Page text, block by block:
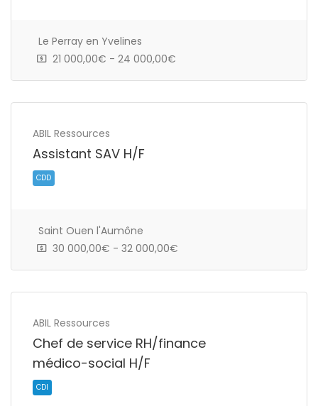
Le Perray en Yvelines
21 000,00€ - 24 000,00€
ABIL Ressources
Assistant SAV H/F
Saint Ouen l'Aumône
30 000,00€ - 32 000,00€
ABIL Ressources
Chef de service RH/finance
médico-social H/F